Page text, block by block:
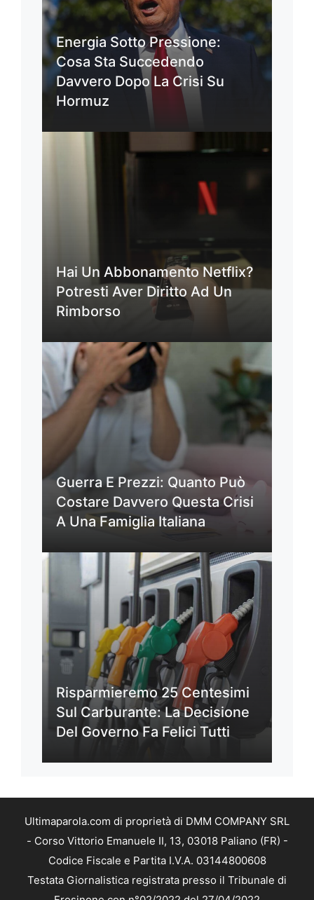
Energia Sotto Pressione:
Cosa Sta Succedendo
Davvero Dopo La Crisi Su
Hormuz
Hai Un Abbonamento Netflix?
Potresti Aver Diritto Ad Un
Rimborso
Guerra E Prezzi: Quanto Può
Costare Davvero Questa Crisi
A Una Famiglia Italiana
Risparmieremo 25 Centesimi
Sul Carburante: La Decisione
Del Governo Fa Felici Tutti
Ultimaparola.com di proprietà di DMM COMPANY SRL
- Corso Vittorio Emanuele II, 13, 03018 Paliano (FR) -
Codice Fiscale e Partita I.V.A. 03144800608
Testata Giornalistica registrata presso il Tribunale di